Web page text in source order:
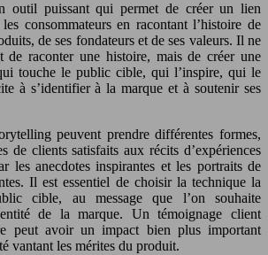
outil puissant qui permet de créer un lien
consommateurs en racontant l’histoire de
de ses fondateurs et de ses valeurs. Il ne
de raconter une histoire, mais de créer une
touche le public cible, qui l’inspire, qui le
à s’identifier à la marque et à soutenir ses
peuvent prendre différentes formes,
de clients satisfaits aux récits d’expériences
les anecdotes inspirantes et les portraits de
Il est essentiel de choisir la technique la
cible, au message que l’on souhaite
de la marque. Un témoignage client
peut avoir un impact bien plus important
vantant les mérites du produit.